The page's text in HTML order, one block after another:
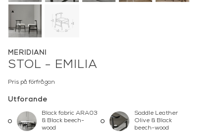
MERIDIANI
STOL - EMILIA
Pris på förfrågan
Utförande
Black fabric ARA03
& Black beech-
wood
Saddle Leather
Olive & Black
beech-wood